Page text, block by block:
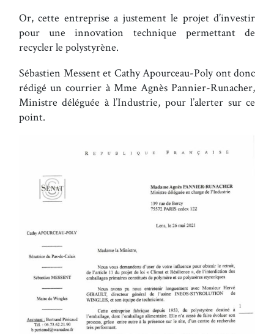
Or, cette entreprise a justement le projet d’investir
pour une innovation technique permettant de
recycler le polystyrène.
Sébastien Messent et Cathy Apourceau-Poly ont donc
rédigé un courrier à Mme Agnès Pannier-Runacher,
Ministre déléguée à l’Industrie, pour l’alerter sur ce
point.